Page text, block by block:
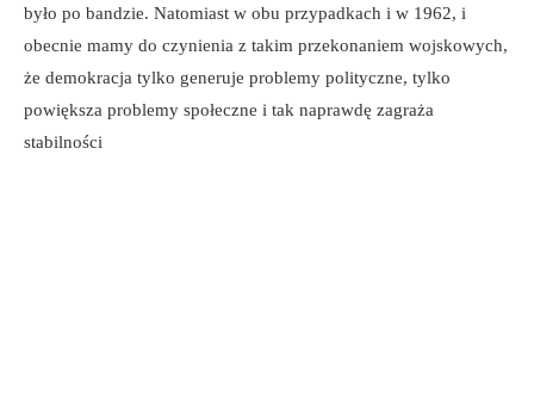
było po bandzie. Natomiast w obu przypadkach i w 1962, i
obecnie mamy do czynienia z takim przekonaniem wojskowych,
że demokracja tylko generuje problemy polityczne, tylko
powiększa problemy społeczne i tak naprawdę zagraża
stabilności